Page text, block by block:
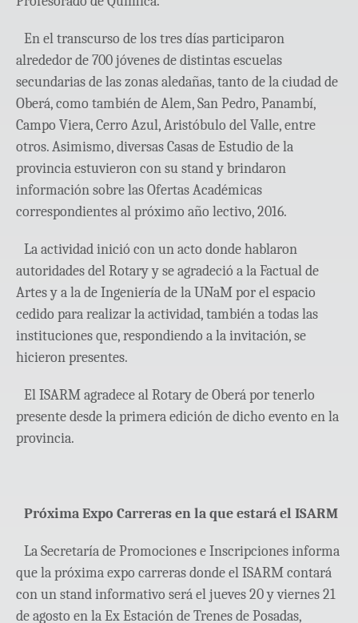
En el transcurso de los tres días participaron
alrededor de 700 jóvenes de distintas escuelas
secundarias de las zonas aledañas, tanto de la ciudad de
Oberá, como también de Alem, San Pedro, Panambí,
Campo Viera, Cerro Azul, Aristóbulo del Valle, entre
otros. Asimismo, diversas Casas de Estudio de la
provincia estuvieron con su stand y brindaron
información sobre las Ofertas Académicas
correspondientes al próximo año lectivo, 2016.
La actividad inició con un acto donde hablaron
autoridades del Rotary y se agradeció a la Factual de
Artes y a la de Ingeniería de la UNaM por el espacio
cedido para realizar la actividad, también a todas las
instituciones que, respondiendo a la invitación, se
hicieron presentes.
El ISARM agradece al Rotary de Oberá por tenerlo
presente desde la primera edición de dicho evento en la
provincia.
Próxima Expo Carreras en la que estará el ISARM
La Secretaría de Promociones e Inscripciones informa
que la próxima expo carreras donde el ISARM contará
con un stand informativo será el jueves 20 y viernes 21
de agosto en la Ex Estación de Trenes de Posadas,